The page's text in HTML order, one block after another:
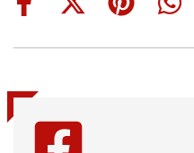
Share
Share
(Twitter)
Share